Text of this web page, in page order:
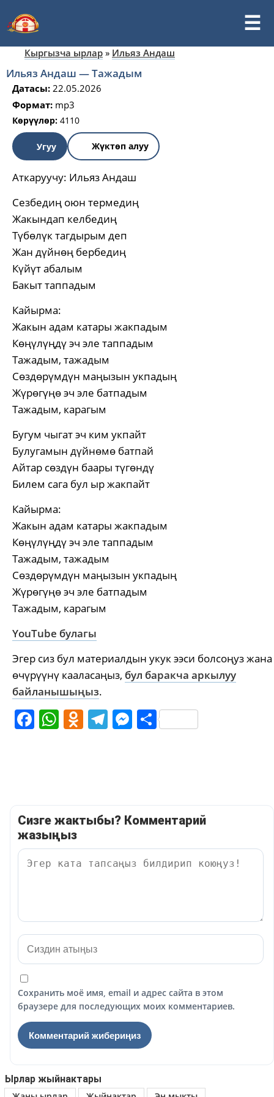
Кыргызча ырлар » Ильяз Андаш
Ильяз Андаш — Тажадым
Датасы: 22.05.2026
Формат: mp3
Көрүүлөр: 4110
Угуу Жүктөп алуу
Аткаруучу: Ильяз Андаш
Сезбедиң оюн термедиң
Жакындап келбедиң
Түбөлүк тагдырым деп
Жан дүйнөң бербедиң
Күйүт абалым
Бакыт таппадым
Кайырма:
Жакын адам катары жакпадым
Көңүлүңдү эч эле таппадым
Тажадым, тажадым
Сөздөрүмдүн маңызын укпадың
Жүрөгүңө эч эле батпадым
Тажадым, карагым
Бугум чыгат эч ким укпайт
Булугамын дүйнөмө батпай
Айтар сөздүн баары түгөндү
Билем сага бул ыр жакпайт
Кайырма:
Жакын адам катары жакпадым
Көңүлүңдү эч эле таппадым
Тажадым, тажадым
Сөздөрүмдүн маңызын укпадың
Жүрөгүңө эч эле батпадым
Тажадым, карагым
YouTube булагы
Эгер сиз бул материалдын укук ээси болсоңуз жана
өчүрүүнү кааласаңыз, бул баракча аркылуу
байланышыңыз.
Facebook
WhatsApp
Odnoklassniki
Telegram
Messenger
Share
Сизге жактыбы? Комментарий
жазыңыз
Сохранить моё имя, email и адрес сайта в этом
браузере для последующих моих комментариев.
Ырлар жыйнактары